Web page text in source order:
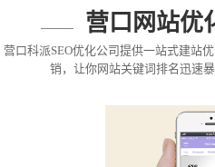
营口网站优
营口科派SEO优化公司提供一站式建站
销，让你网站关键词排名迅速